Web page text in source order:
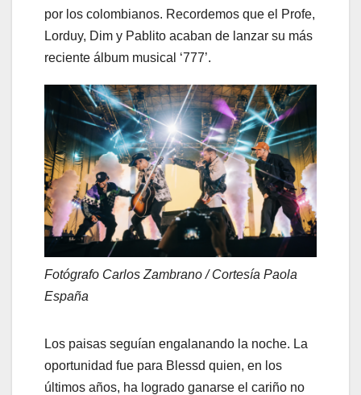
por los colombianos. Recordemos que el Profe,
Lorduy, Dim y Pablito acaban de lanzar su más
reciente álbum musical ‘777’.
Fotógrafo Carlos Zambrano / Cortesía Paola
España
Los paisas seguían engalanando la noche. La
oportunidad fue para Blessd quien, en los
últimos años, ha logrado ganarse el cariño no